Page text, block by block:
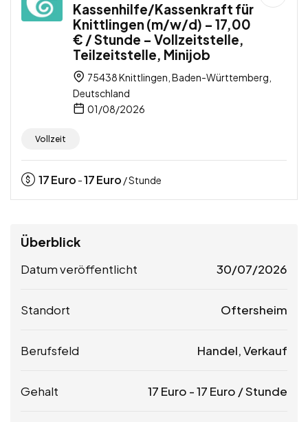
Kassenhilfe/Kassenkraft für
Knittlingen (m/w/d) – 17,00
€ / Stunde – Vollzeitstelle,
Teilzeitstelle, Minijob
75438 Knittlingen, Baden-Württemberg,
Deutschland
01/08/2026
Vollzeit
17Euro -17Euro / Stunde
Überblick
Datum veröffentlicht 30/07/2026
Standort Oftersheim
Berufsfeld Handel, Verkauf
Gehalt 17 Euro -17 Euro / Stunde